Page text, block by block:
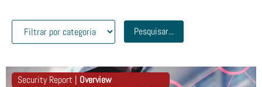
Pesquisar...
Security Report | Overview